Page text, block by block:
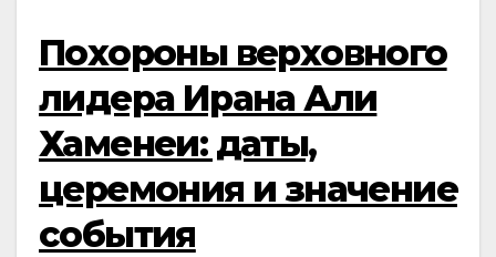
Похороны верховного
лидера Ирана Али
Хаменеи: даты,
церемония и значение
события